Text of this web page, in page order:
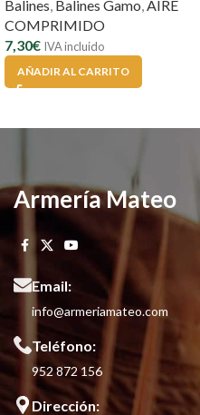
Balines Balines Gamo AIRE
COMPRIMIDO
7,30€ IVA incluido
AÑADIR AL CARRITO
Armería Mateo
Email:
info@armeriamateo.com
Teléfono:
952 872 156
Dirección: